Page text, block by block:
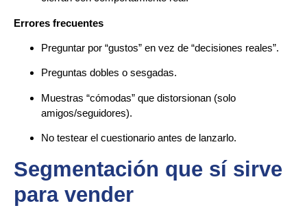
Errores frecuentes
Preguntar por “gustos” en vez de “decisiones reales”.
Preguntas dobles o sesgadas.
Muestras “cómodas” que distorsionan (solo
amigos/seguidores).
No testear el cuestionario antes de lanzarlo.
Segmentación que sí sirve
para vender